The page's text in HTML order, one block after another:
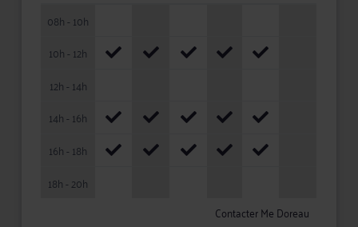
08h - 10h
10h - 12h
12h - 14h
14h - 16h
16h - 18h
18h - 20h
Contacter Me Doreau